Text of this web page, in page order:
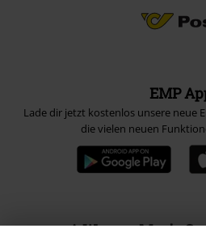
EMP
Lade dir jetzt kostenlos unsere neue
die vielen neuen
A Warner Music